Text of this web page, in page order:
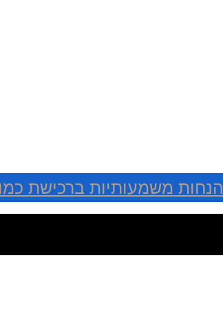
משמעותיות ברכישת